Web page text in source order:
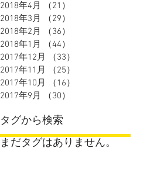
2018年4月
（21）
2018年3月
（29）
2018年2月
（36）
2018年1月
（44）
2017年12月
（33）
2017年11月
（25）
2017年10月
（16）
2017年9月
（30）
タグから検索
まだタグはありません。